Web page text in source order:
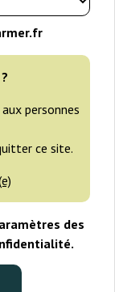
personnes
ce site.
des